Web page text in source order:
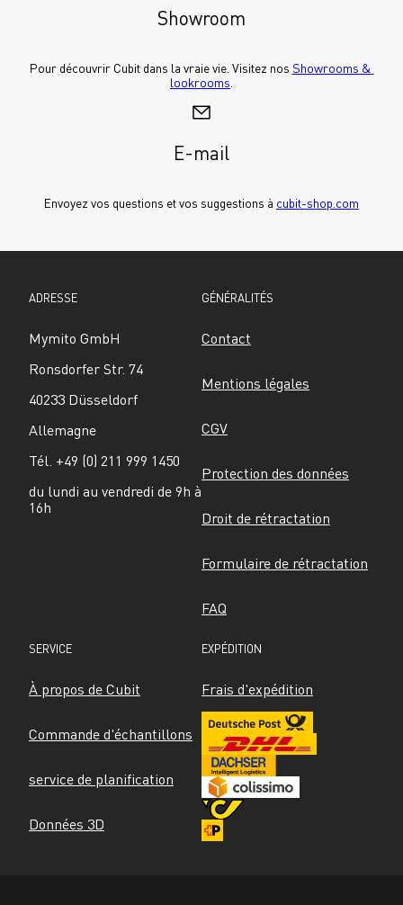
Showroom
Pour découvrir Cubit dans la vraie vie. Visitez nos Showrooms &
lookrooms
E-mail
Envoyez vos questions et vos suggestions à cubit-shop.com
ADRESSE
Mymito GmbH
Ronsdorfer Str. 74
40233 Düsseldorf
Allemagne
Tél. +49 (0) 211 999 1450
du lundi au vendredi de 9h à
16h
GÉNÉRALITÉS
Contact
Mentions légales
CGV
Protection des données
Droit de rétractation
Formulaire de rétractation
FAQ
SERVICE
À propos de Cubit
Commande d'échantillons
service de planification
Données 3D
EXPÉDITION
Frais d'expédition